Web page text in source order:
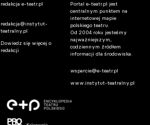
redakcja e-teatr.pl
redakcja@instytut-
teatralny.pl
Dowiedz się więcej o
redakcji
Portal e-teatr.pl jest
centralnym punktem na
internetowej mapie
polskiego teatru.
Od 2004 roku jesteśmy
najważniejszym,
codziennym źródłem
informacji dla środowiska.
wsparcie@e-teatr.pl
www.instytut-teatralny.pl